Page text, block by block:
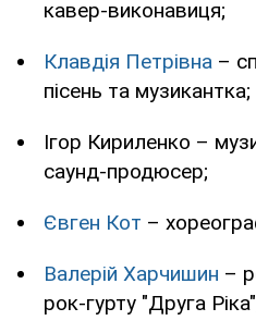
кавер-виконавиця;
Клавдія Петрівна –
пісень та музикантка;
Ігор Кириленко –
саунд-продюсер;
Євген Кот –
Валерій Харчишин –
рок-гурту "Друга